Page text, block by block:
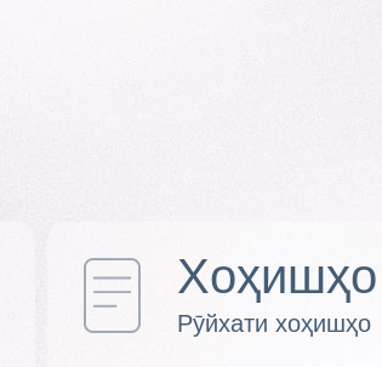
Хоҳишҳо
Рӯйхати хоҳишҳо